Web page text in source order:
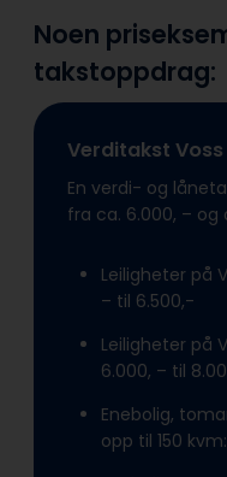
Noen
takstoppdrag:
Verditakst Voss
En verdi- og
fra ca. 6.000, – og
Leiligheter på
– til 6.500,-
Leiligheter på
6.000, – til
Enebolig,
opp til 150